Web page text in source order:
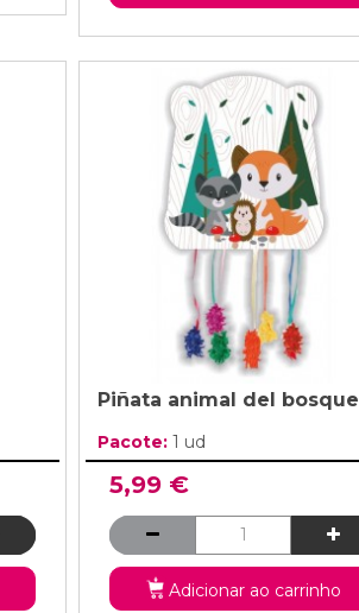
Piñata animal del bosque
Pacote: 1 ud
5,99 €
Adicionar ao carrinho